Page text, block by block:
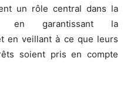
un rôle central dans la
en garantissant la
en veillant à ce que leurs
soient pris en compte